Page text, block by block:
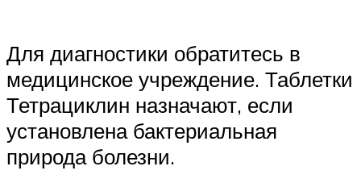
Для диагностики обратитесь в
медицинское учреждение. Таблетки
Тетрациклин назначают, если
установлена бактериальная
природа болезни.